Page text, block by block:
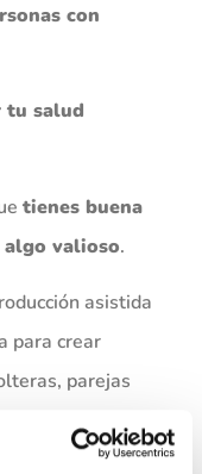
con
tu salud
tienes buena
valioso.
asistida
para crear
parejas